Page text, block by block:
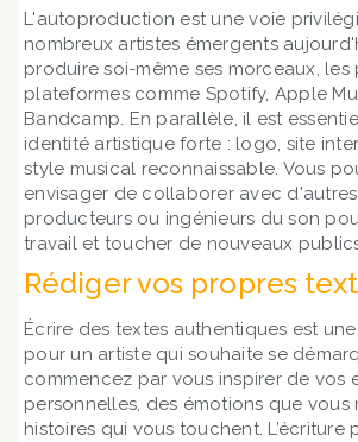
L'autoproduction est une voie
nombreux artistes émergents
produire soi-même ses morceaux, les
plateformes comme Spotify, Apple
Bandcamp. En parallèle, il est
identité artistique forte : logo, site
style musical reconnaissable. Vous
envisager de collaborer avec d'autres
producteurs ou ingénieurs du son
travail et toucher de nouveaux
Rédiger vos propres
Écrire des textes authentiques est
pour un artiste qui souhaite se
commencez par vous inspirer de vos
personnelles, des émotions que vous
histoires qui vous touchent.